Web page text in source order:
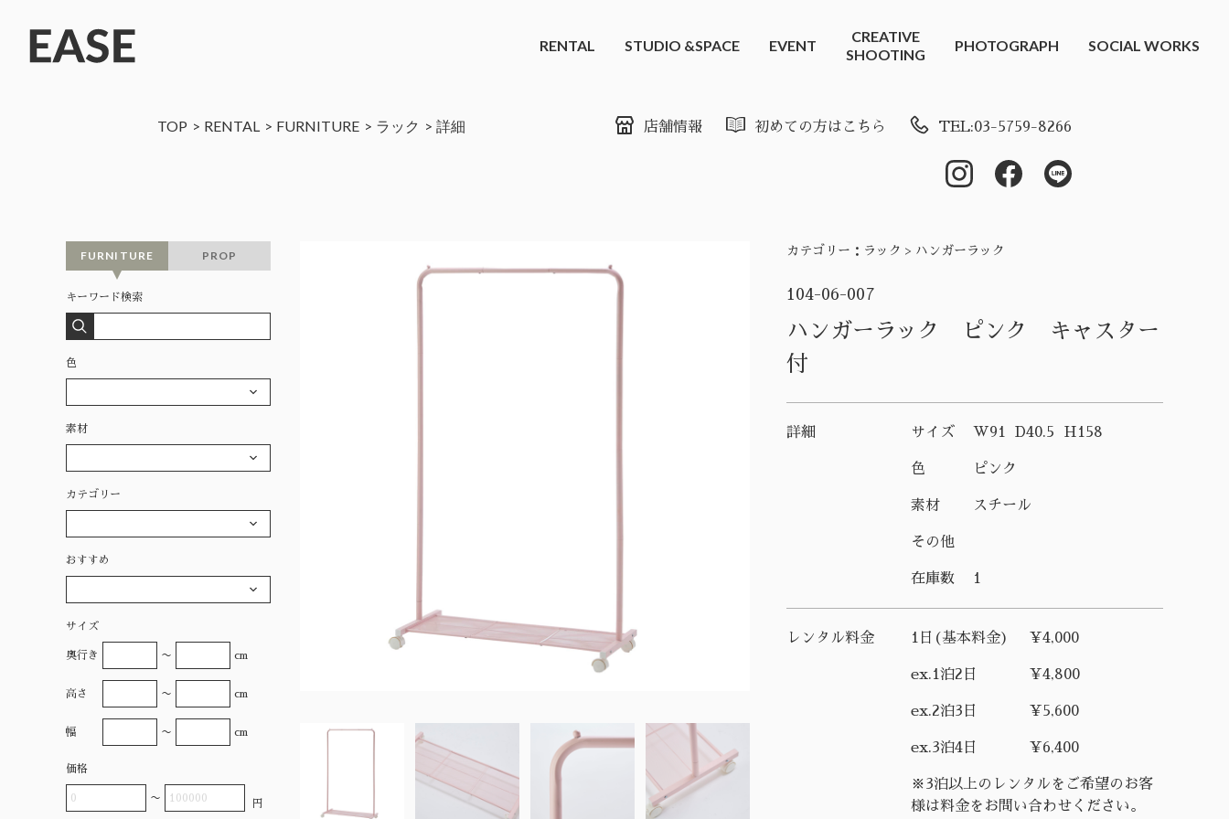
RENTAL STUDIO &SPACE EVENT
CREATIVE
SHOOTING
PHOTOGRAPH SOCIAL WORKS
TOP RENTAL FURNITURE ラック 詳細 店舗情報 初めての方はこちら TEL:03-5759-8266
カテゴリー： ラック > ハンガーラック
104-06-007
ハンガーラック ピンク キャスター
付
詳細 サイズ W91 D40.5 H158
色 ピンク
素材 スチール
その他
在庫数 1
レンタル料金 1日(基本料金) ¥4,000
ex.1泊2日 ¥4,800
ex.2泊3日 ¥5,600
ex.3泊4日 ¥6,400
※3泊以上のレンタルをご希望のお客
様は料金をお問い合わせください。
FURNITURE PROP
キーワード検索
色
素材
カテゴリー
おすすめ
サイズ
奥行き 〜 cm
高さ 〜 cm
幅 〜 cm
価格
〜 円